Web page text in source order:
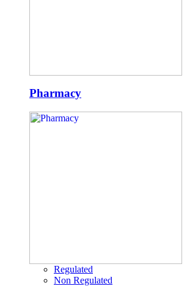
Pharmacy
Regulated
Non Regulated